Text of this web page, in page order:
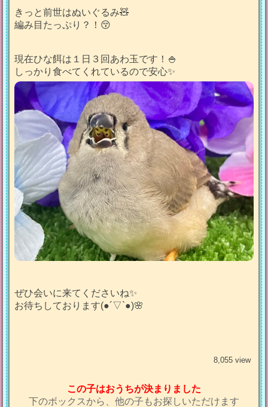
きっと前世はぬいぐるみ🧸
編み目たっぷり？！😚
現在ひな餌は１日３回あわ玉です！🍚
しっかり食べてくれているので安心✨️
ぜひ会いに来てくださいね✨
お待ちしております(●︎´▽︎`●︎)🌸
8,055 view
この子はおうちが決まりました
下のボックスから、他の子もお探しいただけます